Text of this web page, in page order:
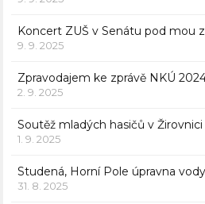
Koncert ZUŠ v Senátu pod mou
9. 9. 2025
Zpravodajem ke zprávě NKÚ
2. 9. 2025
Soutěž mladých hasičů v Žirovnici
1. 9. 2025
Studená, Horní Pole úpravna vody
31. 8. 2025